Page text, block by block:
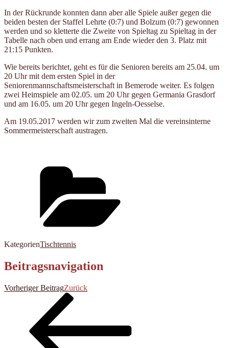
In der Rückrunde konnten dann aber alle Spiele außer gegen die
beiden besten der Staffel Lehrte (0:7) und Bolzum (0:7) gewonnen
werden und so kletterte die Zweite von Spieltag zu Spieltag in der
Tabelle nach oben und errang am Ende wieder den 3. Platz mit
21:15 Punkten.
Wie bereits berichtet, geht es für die Senioren bereits am 25.04. um
20 Uhr mit dem ersten Spiel in der
Seniorenmannschaftsmeisterschaft in Bemerode weiter. Es folgen
zwei Heimspiele am 02.05. um 20 Uhr gegen Germania Grasdorf
und am 16.05. um 20 Uhr gegen Ingeln-Oesselse.
Am 19.05.2017 werden wir zum zweiten Mal die vereinsinterne
Sommermeisterschaft austragen.
KategorienTischtennis
Beitragsnavigation
Vorheriger BeitragZurück